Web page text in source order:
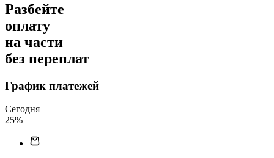
Разбейте
оплату
на части
без переплат
График платежей
Сегодня
25%